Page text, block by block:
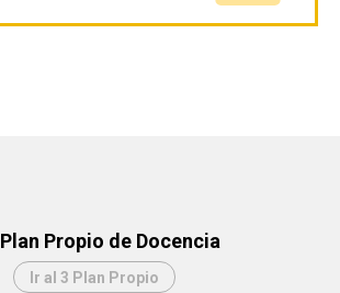
Plan Propio de Docencia
Ir al 3 Plan Propio